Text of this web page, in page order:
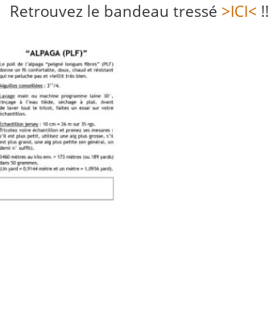
Retrouvez le bandeau tressé >ICI< !!